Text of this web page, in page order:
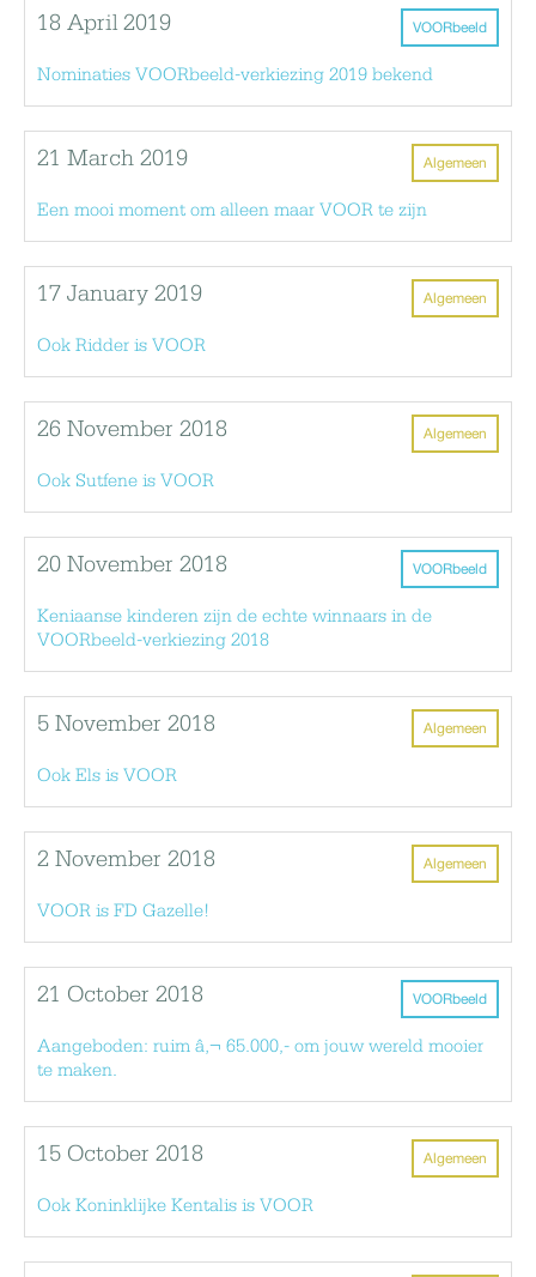
VOORbeeld
18 April 2019
Nominaties VOORbeeld-verkiezing 2019 bekend
Algemeen
21 March 2019
Een mooi moment om alleen maar VOOR te zijn
Algemeen
17 January 2019
Ook Ridder is VOOR
Algemeen
26 November 2018
Ook Sutfene is VOOR
VOORbeeld
20 November 2018
Keniaanse kinderen zijn de echte winnaars in de
VOORbeeld-verkiezing 2018
Algemeen
5 November 2018
Ook Els is VOOR
Algemeen
2 November 2018
VOOR is FD Gazelle!
VOORbeeld
21 October 2018
Aangeboden: ruim â‚¬ 65.000,- om jouw wereld mooier
te maken.
Algemeen
15 October 2018
Ook Koninklijke Kentalis is VOOR